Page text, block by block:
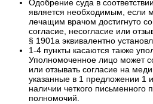
Одобрение суда в
является необходимым, если
лечащим врачом достигнуто
согласие, несогласие или
§ 1901а эквивалентно
1-4 пункты касаются также
Уполномоченное лицо может
или отзывать согласие на
указанные в 1 предложении 1
наличии четкого письменного
полномочий.